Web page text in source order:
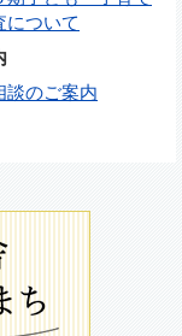
について
談のご案内